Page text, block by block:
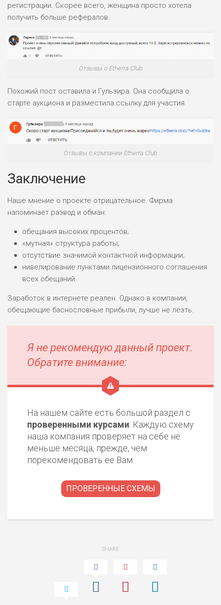
регистрации. Скорее всего, женщина просто хотела
получить больше рефералов.
Отзывы о Etherra Club
Похожий пост оставила и Гульзира. Она сообщила о
старте аукциона и разместила ссылку для участия.
Отзывы о компании Etherra Club
Заключение
Наше мнение о проекте отрицательное. Фирма
напоминает развод и обман:
обещания высоких процентов;
«мутная» структура работы;
отсутствие значимой контактной информации;
нивелирование пунктами лицензионного соглашения
всех обещаний.
Заработок в интернете реален. Однако в компании,
обещающие баснословные прибыли, лучше не лезть.
Я не рекомендую данный проект.
Обратите внимание:
На нашем сайте есть большой раздел с
проверенными курсами. Каждую схему
наша компания проверяет на себе не
меньше месяца, прежде, чем
порекомендовать ее Вам.
ПРОВЕРЕННЫЕ СХЕМЫ
SHARE